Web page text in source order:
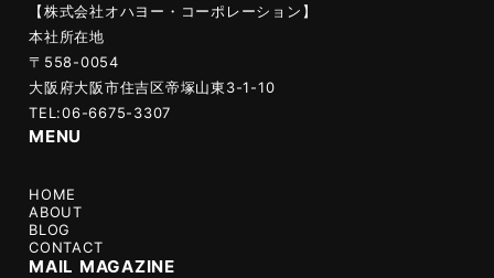
【株式会社オハヨー・コーポレーション】
本社所在地
〒558-0054
大阪府大阪市住吉区帝塚山東3-1-10
TEL:06-6675-3307
MENU
HOME
ABOUT
BLOG
CONTACT
MAIL MAGAZINE